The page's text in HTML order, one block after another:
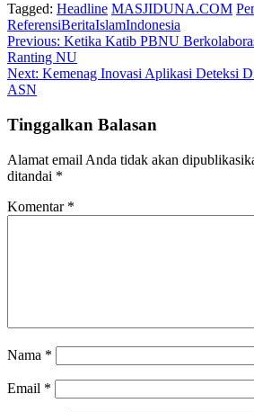
Tagged: Headline MASJIDUNA.COM
ReferensiBeritaIslamIndonesia
Navigasi
pos
Previous: Ketika Katib PBNU
Ranting NU
Next: Kemenag Inovasi Aplikasi Deteksi
ASN
Tinggalkan Balasan
Alamat email Anda tidak akan
ditandai *
Komentar *
Nama *
Email *